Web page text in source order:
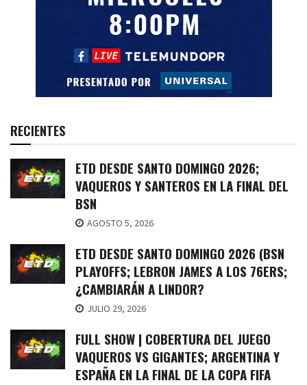
RECIENTES
ETD DESDE SANTO DOMINGO 2026;
VAQUEROS Y SANTEROS EN LA FINAL DEL
BSN
AGOSTO 5, 2026
ETD DESDE SANTO DOMINGO 2026 (BSN
PLAYOFFS; LEBRON JAMES A LOS 76ERS;
¿CAMBIARÁN A LINDOR?
JULIO 29, 2026
FULL SHOW | COBERTURA DEL JUEGO
VAQUEROS VS GIGANTES; ARGENTINA Y
ESPAÑA EN LA FINAL DE LA COPA FIFA